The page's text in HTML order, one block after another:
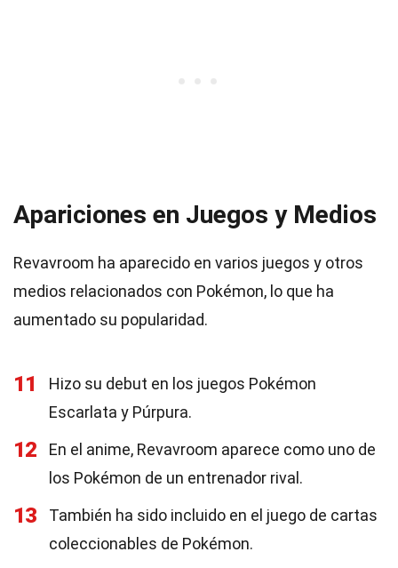
Apariciones en Juegos y Medios
Revavroom ha aparecido en varios juegos y otros
medios relacionados con Pokémon, lo que ha
aumentado su popularidad.
11
Hizo su debut en los juegos Pokémon
Escarlata y Púrpura.
12
En el anime, Revavroom aparece como uno de
los Pokémon de un entrenador rival.
13
También ha sido incluido en el juego de cartas
coleccionables de Pokémon.